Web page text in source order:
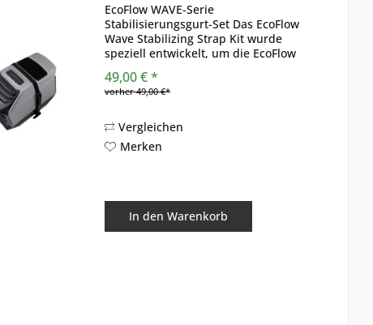
EcoFlow WAVE-Serie
Stabilisierungsgurt-Set Das EcoFlow
Wave Stabilizing Strap Kit wurde
speziell entwickelt, um die EcoFlow
bewegungsintensiven Umgebungen
sicher zu fixieren. Ob im Wohnmobil,
49,00 € *
vorher 49,00 €*
Vergleichen
Merken
In den Warenkorb